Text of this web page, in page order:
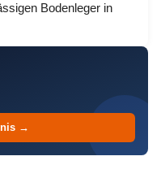
Bodenleger in
→